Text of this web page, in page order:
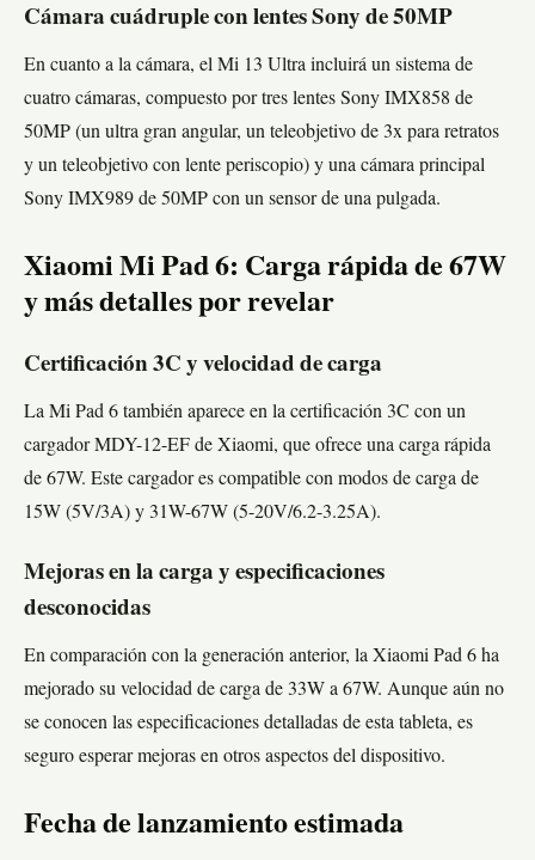
Cámara cuádruple con lentes Sony de 50MP
En cuanto a la cámara, el Mi 13 Ultra incluirá un sistema de
cuatro cámaras, compuesto por tres lentes Sony IMX858 de
50MP (un ultra gran angular, un teleobjetivo de 3x para retratos
y un teleobjetivo con lente periscopio) y una cámara principal
Sony IMX989 de 50MP con un sensor de una pulgada.
Xiaomi Mi Pad 6: Carga rápida de 67W
y más detalles por revelar
Certificación 3C y velocidad de carga
La Mi Pad 6 también aparece en la certificación 3C con un
cargador MDY-12-EF de Xiaomi, que ofrece una carga rápida
de 67W. Este cargador es compatible con modos de carga de
15W (5V/3A) y 31W-67W (5-20V/6.2-3.25A).
Mejoras en la carga y especificaciones
desconocidas
En comparación con la generación anterior, la Xiaomi Pad 6 ha
mejorado su velocidad de carga de 33W a 67W. Aunque aún no
se conocen las especificaciones detalladas de esta tableta, es
seguro esperar mejoras en otros aspectos del dispositivo.
Fecha de lanzamiento estimada